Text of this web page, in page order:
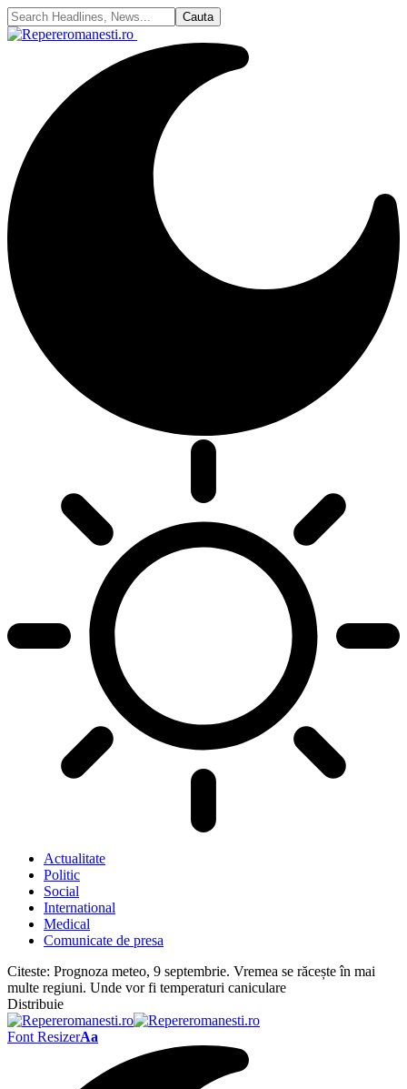
Actualitate
Politic
Social
International
Medical
Comunicate de presa
Citeste: Prognoza meteo, 9 septembrie. Vremea se răcește în mai
multe regiuni. Unde vor fi temperaturi caniculare
Distribuie
Font ResizerAa